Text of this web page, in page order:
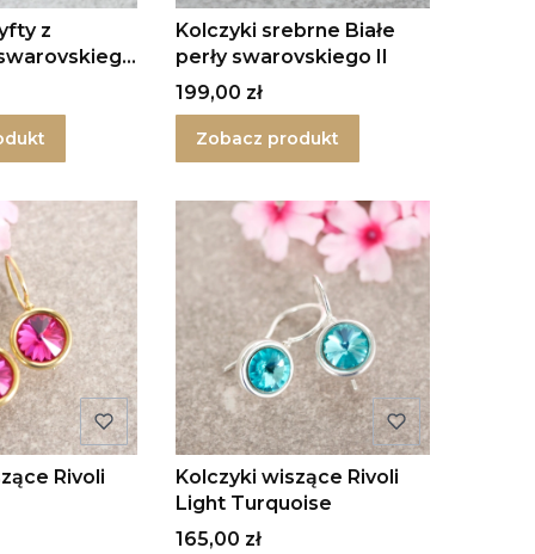
z
Kolczyki srebrne Białe
perły swarovskiego II
Cena
199,00 zł
Zobacz produkt
Rivoli
Kolczyki wiszące Rivoli
Light Turquoise
Cena
165,00 zł